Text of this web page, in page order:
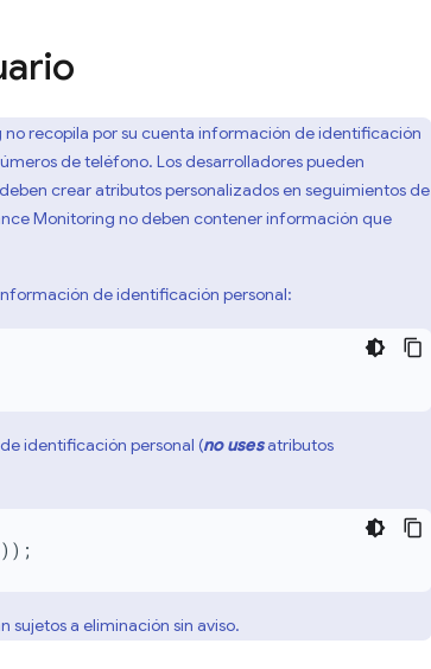
no recopila por su cuenta información de identificación
de teléfono. Los desarrolladores pueden
deben crear atributos personalizados en seguimientos de
Monitoring no deben contener información que
de identificación personal:
identificación personal (no usesatributos
a eliminación sin aviso.